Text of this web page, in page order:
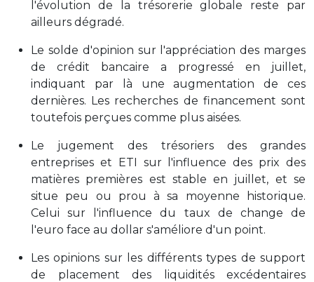
l'évolution de la trésorerie globale reste par
ailleurs dégradé.
Le solde d'opinion sur l'appréciation des marges
de crédit bancaire a progressé en juillet,
indiquant par là une augmentation de ces
dernières. Les recherches de financement sont
toutefois perçues comme plus aisées.
Le jugement des trésoriers des grandes
entreprises et ETI sur l'influence des prix des
matières premières est stable en juillet, et se
situe peu ou prou à sa moyenne historique.
Celui sur l'influence du taux de change de
l'euro face au dollar s'améliore d'un point.
Les opinions sur les différents types de support
de placement des liquidités excédentaires